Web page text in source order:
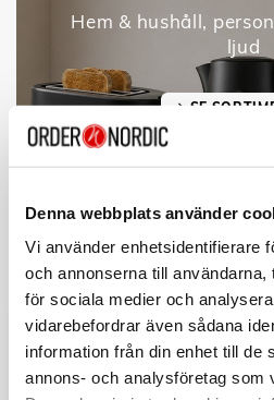
Denna webbplats använder
Vi använder enhetsidentifierare
och annonserna till användarna,
för sociala medier och
vidarebefordrar även sådana
information från din enhet till de
annons- och analysföretag som
Hem & hushåll,
ljud
SE